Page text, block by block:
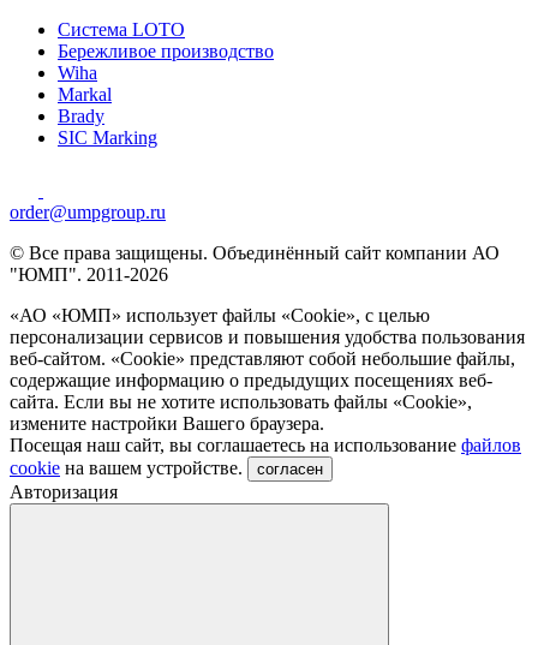
Система LOTO
Бережливое производство
Wiha
Markal
Brady
SIC Marking
order@umpgroup.ru
© Все права защищены. Объединённый сайт компании АО
"ЮМП". 2011-2026
«АО «ЮМП» использует файлы «Сookie», с целью
персонализации сервисов и повышения удобства пользования
веб-сайтом. «Cookie» представляют собой небольшие файлы,
содержащие информацию о предыдущих посещениях веб-
сайта. Если вы не хотите использовать файлы «Сookie»,
измените настройки Вашего браузера.
Посещая наш сайт, вы соглашаетесь на использование файлов
cookie на вашем устройстве. согласен
Авторизация